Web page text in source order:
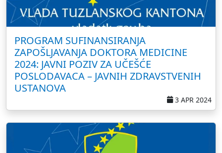
PROGRAM SUFINANSIRANJA
ZAPOŠLJAVANJA DOKTORA MEDICINE
2024: JAVNI POZIV ZA UČEŠĆE
POSLODAVACA – JAVNIH ZDRAVSTVENIH
USTANOVA
3 APR 2024